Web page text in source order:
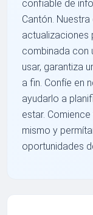
confiable de
Cantón.
actualizaciones
combinada con
usar, garantiza
a fin. Confíe en
ayudarlo a
estar.
mismo y
oportunidades